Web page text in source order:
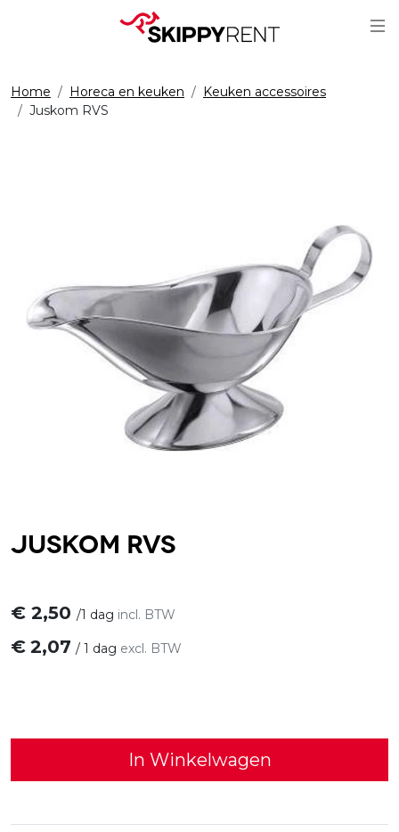
Home Horeca en keuken
Keuken accessoires
Juskom RVS
Juskom RVS
€ 2,50 /1 dag incl. BTW
€ 2,07 / 1 dag excl. BTW
In Winkelwagen